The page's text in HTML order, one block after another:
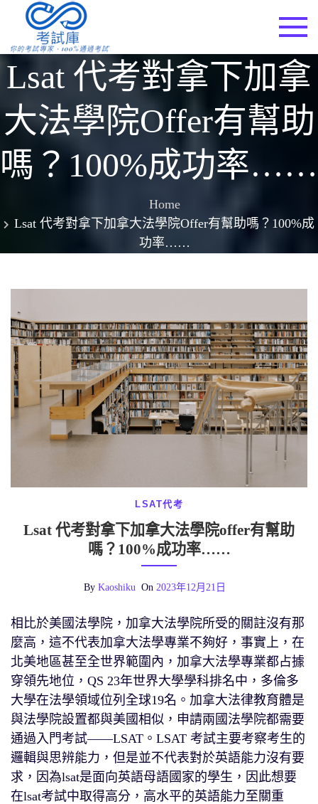
content
Lsat 代考對拿下加拿
大法學院offer有幫助
嗎？100%成功率……
Home
Lsat 代考對拿下加拿大法學院offer有幫助嗎？100%成
功率……
LSAT代考
Lsat 代考對拿下加拿大法學院offer有幫助
嗎？100%成功率……
By Kaoshiku On 2023年12月21日
相比於美國法學院，加拿大法學院所受的關註沒有那
麼高，這不代表加拿大法學專業不夠好，事實上，在
北美地區甚至全世界範圍內，加拿大法學專業都占據
穿領先地位，QS 23年世界大學學科排名中，多倫多
大學在法學領域位列全球19名。加拿大法律教育體是
與法學院設置都與美國相似，申請兩國法學院都需要
通過入門考試——LSAT。LSAT 考試主要考察考生的
邏輯與思辨能力，但是並不代表對於英語能力沒有要
求，因為lsat是面向英語母語國家的學生，因此想要
在lsat考試中取得高分，高水平的英語能力至關重